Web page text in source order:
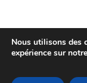
Nous utilisons des
expérience sur